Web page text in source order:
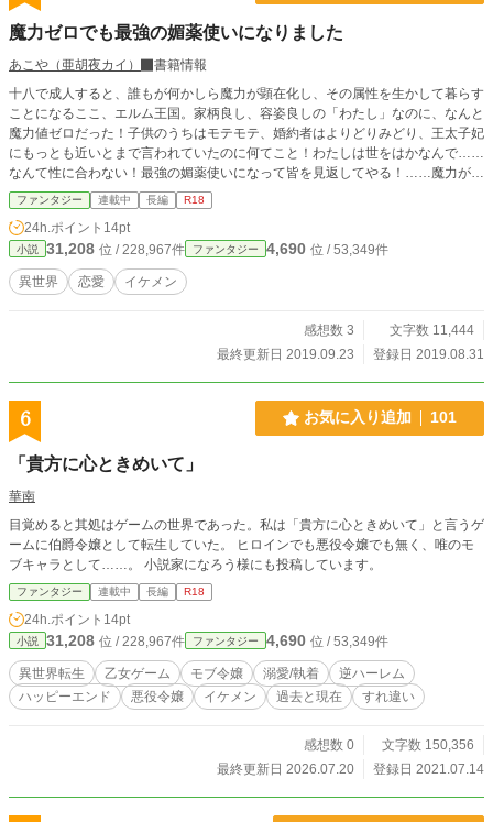
魔力ゼロでも最強の媚薬使いになりました
あこや（亜胡夜カイ）
書籍情報
十八で成人すると、誰もが何かしら魔力が顕在化し、その属性を生かして暮らす
ことになるここ、エルム王国。家柄良し、容姿良しの「わたし」なのに、なんと
魔力値ゼロだった！子供のうちはモテモテ、婚約者はよりどりみどり、王太子妃
にもっとも近いとまで言われていたのに何てこと！わたしは世をはかなんで……
なんて性に合わない！最強の媚薬使いになって皆を見返してやる！……魔力が無
くて凹む代わりに斜めの方向で奮闘するご令嬢のお話。
ファンタジー 連載中 長編 R18
24h.ポイント 14pt
小説 31,208 位 / 228,967件 ファンタジー 4,690 位 / 53,349件
異世界 恋愛 イケメン
感想数 3
文字数 11,444
最終更新日 2019.09.23
登録日 2019.08.31
6 お気に入り追加 101
「貴方に心ときめいて」
華南
目覚めると其処はゲームの世界であった。私は「貴方に心ときめいて」と言うゲ
ームに伯爵令嬢として転生していた。 ヒロインでも悪役令嬢でも無く、唯のモ
ブキャラとして……。 小説家になろう様にも投稿しています。
ファンタジー 連載中 長編 R18
24h.ポイント 14pt
小説 31,208 位 / 228,967件 ファンタジー 4,690 位 / 53,349件
異世界転生 乙女ゲーム モブ令嬢 溺愛/執着
逆ハーレム
ハッピーエンド
悪役令嬢 イケメン 過去と現在 すれ違い
感想数 0
文字数 150,356
最終更新日 2026.07.20
登録日 2021.07.14